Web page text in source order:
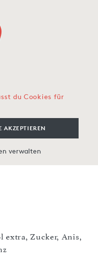
du Cookies für
AKZEPTIEREN
verwalten
extra, Zucker, Anis,